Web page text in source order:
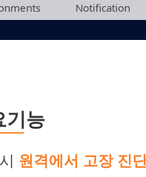
Notification
기능
원격에서 고장 진